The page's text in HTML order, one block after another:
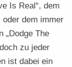
Is Real“, dem
oder dem immer
„Dodge The
zu jeder
ist dabei ein